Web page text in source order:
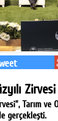
Tarım ve
gerçekleşti.